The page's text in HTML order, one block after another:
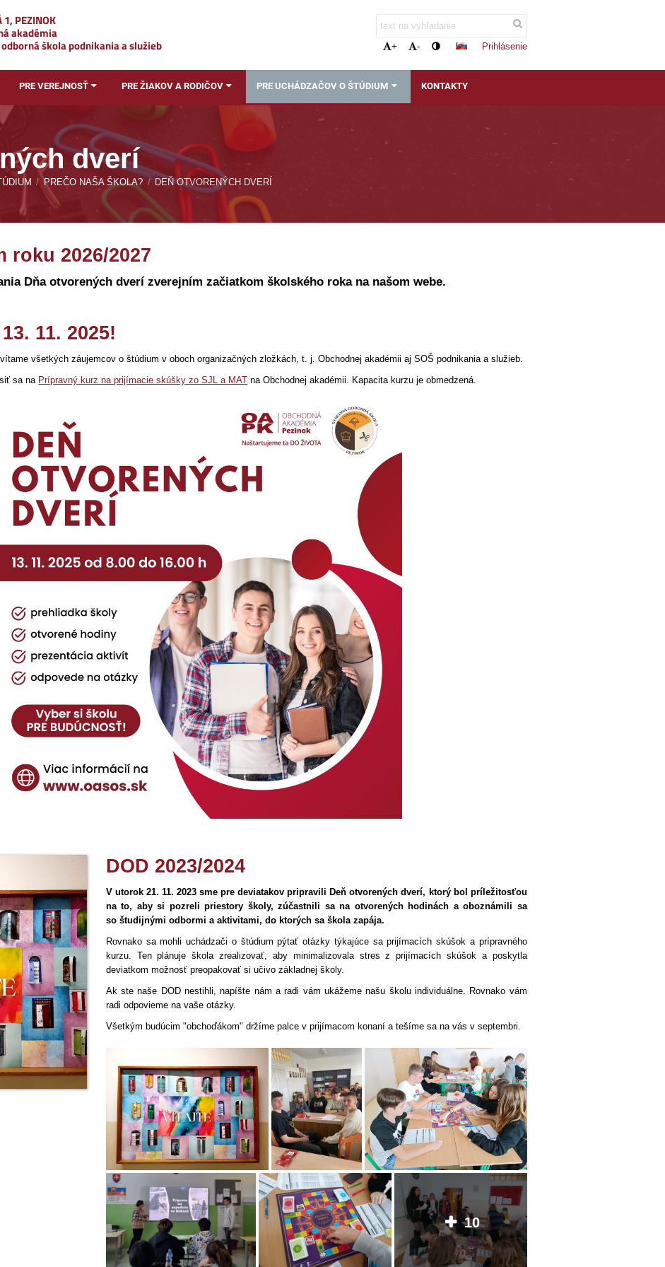
1, PEZINOK
akadémia
škola podnikania a služieb + - Prihlásenie
PRE VEREJNOSŤ PRE ŽIAKOV A RODIČOV PRE UCHÁDZAČOV O ŠTÚDIUM KONTAKTY
dverí
/ PREČO NAŠA ŠKOLA? / DEŇ OTVORENÝCH DVERÍ
roku 2026/2027
Dňa otvorených dverí zverejním začiatkom školského roka na našom webe.
11. 2025!
všetkých záujemcov o štúdium v oboch organizačných zložkách, t. j. Obchodnej akadémii aj SOŠ podnikania a služieb.
sa na Prípravný kurz na prijímacie skúšky zo SJL a MAT na Obchodnej akadémii. Kapacita kurzu je obmedzená.
DOD 2023/2024
V utorok 21. 11. 2023 sme pre deviatakov pripravili Deň otvorených dverí, ktorý bol príležitosťou
na to, aby si pozreli priestory školy, zúčastnili sa na otvorených hodinách a oboznámili sa
so študijnými odbormi a aktivitami, do ktorých sa škola zapája.
Rovnako sa mohli uchádzači o štúdium pýtať otázky týkajúce sa prijímacích skúšok a prípravného
kurzu. Ten plánuje škola zrealizovať, aby minimalizovala stres z prijímacích skúšok a poskytla
deviatkom možnosť preopakovať si učivo základnej školy.
Ak ste naše DOD nestihli, napíšte nám a radi vám ukážeme našu školu individuálne. Rovnako vám
radi odpovieme na vaše otázky.
Všetkým budúcim "obchoďákom" držíme palce v prijímacom konaní a tešíme sa na vás v septembri.
10